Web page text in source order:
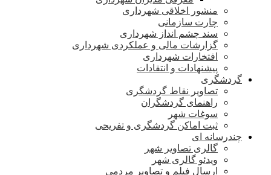
منشور اخلاقی شهرداری
چارت سازمانی
سند چشم انداز شهرداری
گزارشات مالی و عملکردی شهرداری
افتخارات شهرداری
پیشنهادات و انتقادات
گردشگری
تصاویر نقاط گردشگری
راهنمای گردشگران
سوغات شهر
ثبت اماکن گردشگری و تفریحی
چندرسانه ای
گالری تصاویر شهر
ویدئو گالری شهر
ارسال فیلم و تصاویر مردمی